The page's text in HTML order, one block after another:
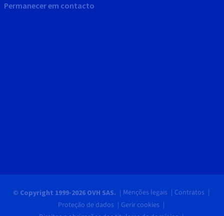
Permanecer em contacto
© Copyright 1999-2026 OVH SAS. Menções legais
Contratos
Proteção de dados
Gerir cookies